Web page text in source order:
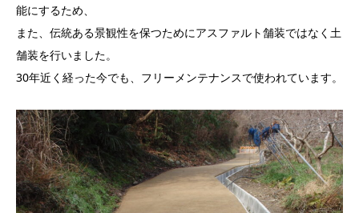
能にするため、
また、伝統ある景観性を保つためにアスファルト舗装ではなく土
舗装を行いました。
30年近く経った今でも、フリーメンテナンスで使われています。